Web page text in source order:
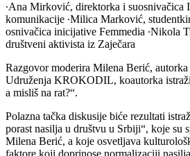
∙Ana Mirković, direktorka i suosnivačica
komunikacije ∙Milica Marković,
osnivačica inicijative Femmedia ∙Nikola
društveni aktivista iz Zaječara
Razgovor moderira Milena Berić,
Udruženja KROKODIL, koautorka
a misliš na rat?“.
Polazna tačka diskusije biće rezultati
porast nasilja u društvu u Srbiji“, koje su
Milena Berić, a koje osvetljava
faktore koji doprinose normalizaciji